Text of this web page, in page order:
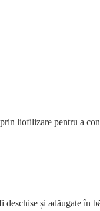
liofilizare pentru a
și adăugate în